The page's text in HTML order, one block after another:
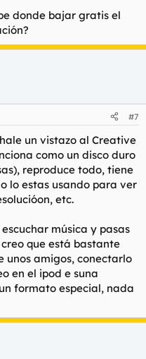
donde bajar gratis el
#7
un vistazo al Creative
como un disco duro
reproduce todo, tiene
lo estas usando para ver
etc.
música y pasas
que está bastante
unos amigos, conectarlo
en el ipod e suna
formato especial, nada